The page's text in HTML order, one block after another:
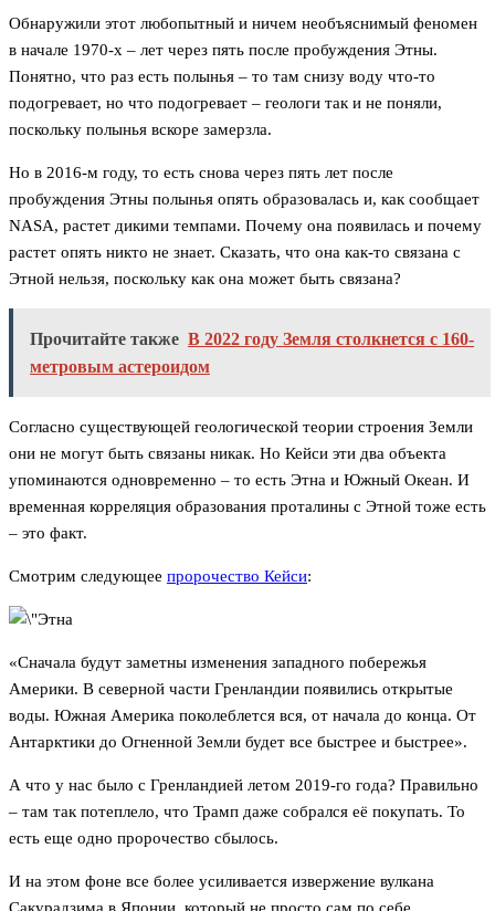
Обнаружили этот любопытный и ничем необъяснимый феномен
в начале 1970-х – лет через пять после пробуждения Этны.
Понятно, что раз есть полынья – то там снизу воду что-то
подогревает, но что подогревает – геологи так и не поняли,
поскольку полынья вскоре замерзла.
Но в 2016-м году, то есть снова через пять лет после
пробуждения Этны полынья опять образовалась и, как сообщает
NASA, растет дикими темпами. Почему она появилась и почему
растет опять никто не знает. Сказать, что она как-то связана с
Этной нельзя, поскольку как она может быть связана?
Прочитайте также В 2022 году Земля столкнется с 160-
метровым астероидом
Согласно существующей геологической теории строения Земли
они не могут быть связаны никак. Но Кейси эти два объекта
упоминаются одновременно – то есть Этна и Южный Океан. И
временная корреляция образования проталины с Этной тоже есть
– это факт.
Смотрим следующее пророчество Кейси:
«Сначала будут заметны изменения западного побережья
Америки. В северной части Гренландии появились открытые
воды. Южная Америка поколеблется вся, от начала до конца. От
Антарктики до Огненной Земли будет все быстрее и быстрее».
А что у нас было с Гренландией летом 2019-го года? Правильно
– там так потеплело, что Трамп даже собрался её покупать. То
есть еще одно пророчество сбылось.
И на этом фоне все более усиливается извержение вулкана